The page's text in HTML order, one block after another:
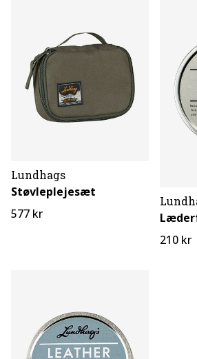
Lundhags
Støvleplejesæt
577 kr
210 kr